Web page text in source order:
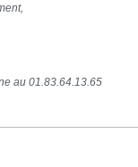
au 01.83.64.13.65